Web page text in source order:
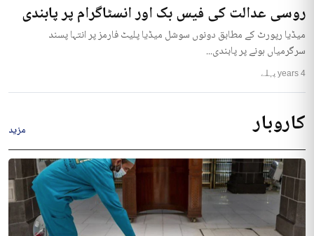
روسی عدالت کی فیس بک اور انسٹاگرام پر پابندی
میڈیا رپورٹ کے مطابق دونوں سوشل میڈیا پلیٹ فارمز پر انتہا پسند
سرگرمیاں ہونے پر پابندی...
4 years پہلے
کاروبار مزید